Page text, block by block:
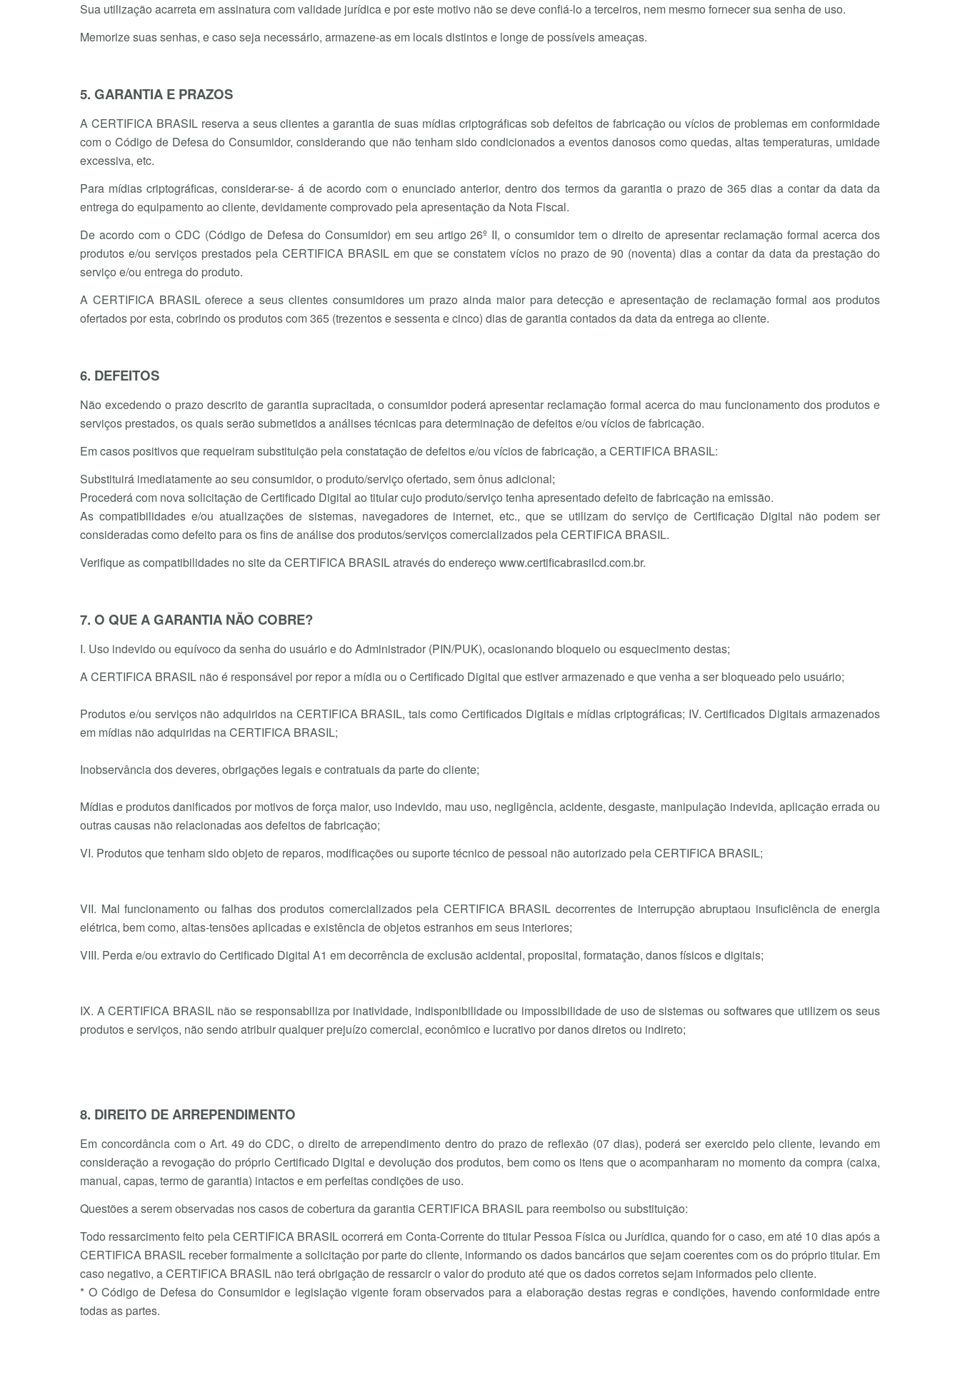
Sua utilização acarreta em assinatura com validade jurídica e por este motivo não se deve confiá-lo a terceiros, nem mesmo fornecer sua senha de uso.
Memorize suas senhas, e caso seja necessário, armazene-as em locais distintos e longe de possíveis ameaças.
5. GARANTIA E PRAZOS
A CERTIFICA BRASIL reserva a seus clientes a garantia de suas mídias criptográficas sob defeitos de fabricação ou vícios de problemas em conformidade
com o Código de Defesa do Consumidor, considerando que não tenham sido condicionados a eventos danosos como quedas, altas temperaturas, umidade
excessiva, etc.
Para mídias criptográficas, considerar-se- á de acordo com o enunciado anterior, dentro dos termos da garantia o prazo de 365 dias a contar da data da
entrega do equipamento ao cliente, devidamente comprovado pela apresentação da Nota Fiscal.
De acordo com o CDC (Código de Defesa do Consumidor) em seu artigo 26º II, o consumidor tem o direito de apresentar reclamação formal acerca dos
produtos e/ou serviços prestados pela CERTIFICA BRASIL em que se constatem vícios no prazo de 90 (noventa) dias a contar da data da prestação do
serviço e/ou entrega do produto.
A CERTIFICA BRASIL oferece a seus clientes consumidores um prazo ainda maior para detecção e apresentação de reclamação formal aos produtos
ofertados por esta, cobrindo os produtos com 365 (trezentos e sessenta e cinco) dias de garantia contados da data da entrega ao cliente.
6. DEFEITOS
Não excedendo o prazo descrito de garantia supracitada, o consumidor poderá apresentar reclamação formal acerca do mau funcionamento dos produtos e
serviços prestados, os quais serão submetidos a análises técnicas para determinação de defeitos e/ou vícios de fabricação.
Em casos positivos que requeiram substituição pela constatação de defeitos e/ou vícios de fabricação, a CERTIFICA BRASIL:
Substituirá imediatamente ao seu consumidor, o produto/serviço ofertado, sem ônus adicional;
Procederá com nova solicitação de Certificado Digital ao titular cujo produto/serviço tenha apresentado defeito de fabricação na emissão.
As compatibilidades e/ou atualizações de sistemas, navegadores de internet, etc., que se utilizam do serviço de Certificação Digital não podem ser
consideradas como defeito para os fins de análise dos produtos/serviços comercializados pela CERTIFICA BRASIL.
Verifique as compatibilidades no site da CERTIFICA BRASIL através do endereço www.certificabrasilcd.com.br.
7. O QUE A GARANTIA NÃO COBRE?
I. Uso indevido ou equívoco da senha do usuário e do Administrador (PIN/PUK), ocasionando bloqueio ou esquecimento destas;
A CERTIFICA BRASIL não é responsável por repor a mídia ou o Certificado Digital que estiver armazenado e que venha a ser bloqueado pelo usuário;
Produtos e/ou serviços não adquiridos na CERTIFICA BRASIL, tais como Certificados Digitais e mídias criptográficas; IV. Certificados Digitais armazenados
em mídias não adquiridas na CERTIFICA BRASIL;
Inobservância dos deveres, obrigações legais e contratuais da parte do cliente;
Mídias e produtos danificados por motivos de força maior, uso indevido, mau uso, negligência, acidente, desgaste, manipulação indevida, aplicação errada ou
outras causas não relacionadas aos defeitos de fabricação;
VI. Produtos que tenham sido objeto de reparos, modificações ou suporte técnico de pessoal não autorizado pela CERTIFICA BRASIL;
VII. Mal funcionamento ou falhas dos produtos comercializados pela CERTIFICA BRASIL decorrentes de interrupção abruptaou insuficiência de energia
elétrica, bem como, altas-tensões aplicadas e existência de objetos estranhos em seus interiores;
VIII. Perda e/ou extravio do Certificado Digital A1 em decorrência de exclusão acidental, proposital, formatação, danos físicos e digitais;
IX. A CERTIFICA BRASIL não se responsabiliza por inatividade, indisponibilidade ou impossibilidade de uso de sistemas ou softwares que utilizem os seus
produtos e serviços, não sendo atribuir qualquer prejuízo comercial, econômico e lucrativo por danos diretos ou indireto;
8. DIREITO DE ARREPENDIMENTO
Em concordância com o Art. 49 do CDC, o direito de arrependimento dentro do prazo de reflexão (07 dias), poderá ser exercido pelo cliente, levando em
consideração a revogação do próprio Certificado Digital e devolução dos produtos, bem como os itens que o acompanharam no momento da compra (caixa,
manual, capas, termo de garantia) intactos e em perfeitas condições de uso.
Questões a serem observadas nos casos de cobertura da garantia CERTIFICA BRASIL para reembolso ou substituição:
Todo ressarcimento feito pela CERTIFICA BRASIL ocorrerá em Conta-Corrente do titular Pessoa Física ou Jurídica, quando for o caso, em até 10 dias após a
CERTIFICA BRASIL receber formalmente a solicitação por parte do cliente, informando os dados bancários que sejam coerentes com os do próprio titular. Em
caso negativo, a CERTIFICA BRASIL não terá obrigação de ressarcir o valor do produto até que os dados corretos sejam informados pelo cliente.
* O Código de Defesa do Consumidor e legislação vigente foram observados para a elaboração destas regras e condições, havendo conformidade entre
todas as partes.